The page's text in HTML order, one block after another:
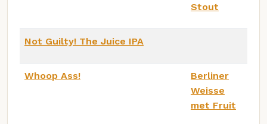
Stout
Not Guilty! The Juice IPA
Whoop Ass!
Berliner
Weisse
met Fruit